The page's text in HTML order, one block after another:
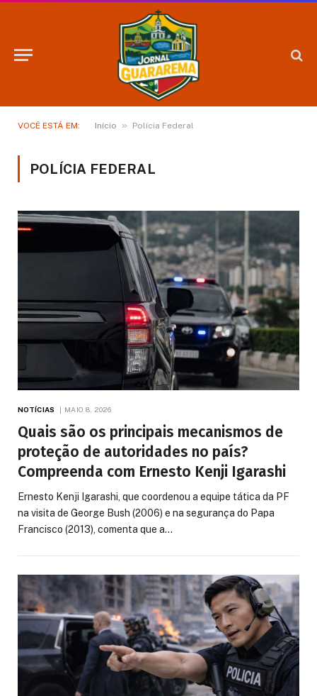
VOCÊ ESTÁ EM: Início » Polícia Federal
POLÍCIA FEDERAL
NOTÍCIAS MAIO 8, 2026
Quais são os principais mecanismos de
proteção de autoridades no país?
Compreenda com Ernesto Kenji Igarashi
Ernesto Kenji Igarashi, que coordenou a equipe tática da PF
na visita de George Bush (2006) e na segurança do Papa
Francisco (2013), comenta que a…